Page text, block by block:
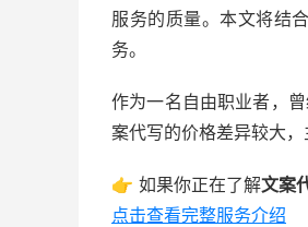
服务的质量。本文将结
务。
作为一名自由职业者，
案代写的价格差异较大
👉 如果你正在了解文案
点击查看完整服务介绍